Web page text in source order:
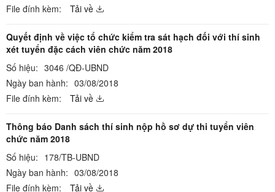
File đính kèm:
Tải về
Quyết định về việc tổ chức kiểm tra sát hạch đối với thí sinh
xét tuyển đặc cách viên chức năm 2018
Số hiệu: 3046 /QĐ-UBND
Ngày ban hành: 03/08/2018
File đính kèm:
Tải về
Thông báo Danh sách thí sinh nộp hồ sơ dự thi tuyển viên
chức năm 2018
Số hiệu: 178/TB-UBND
Ngày ban hành: 03/08/2018
File đính kèm:
Tải về